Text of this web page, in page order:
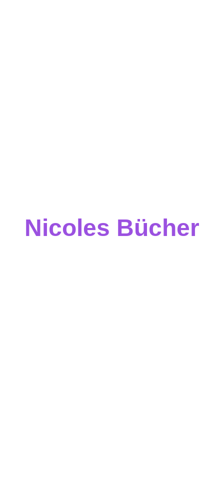
Nicoles Bücher